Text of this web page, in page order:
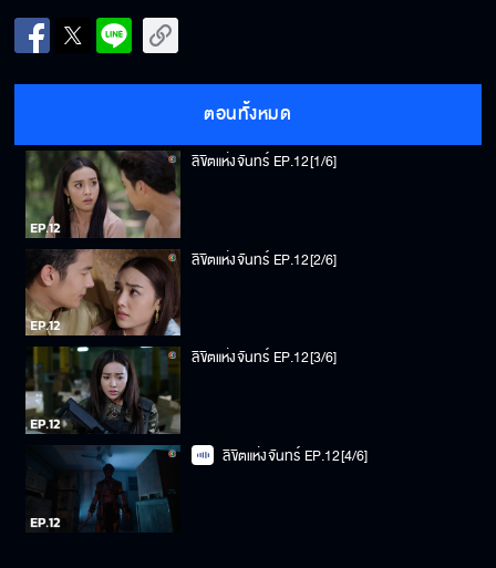
ตอนทั้งหมด
ลิขิตแห่งจันทร์ EP.12[1/6]
ลิขิตแห่งจันทร์ EP.12[2/6]
ลิขิตแห่งจันทร์ EP.12[3/6]
ลิขิตแห่งจันทร์ EP.12[4/6]